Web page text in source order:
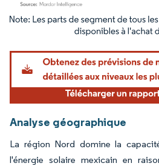
Image © Mordor Intelligence. La réutilisation
Analyse géographique
La région Nord domine la
l'énergie solaire mexicain en